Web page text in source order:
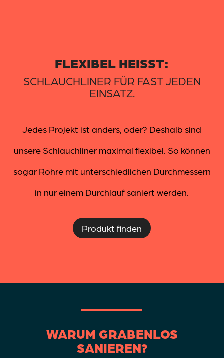
FLEXIBEL HEISST:
SCHLAUCHLINER FÜR FAST JEDEN
EINSATZ.
Jedes Projekt ist anders, oder? Deshalb sind
unsere Schlauchliner maximal flexibel. So können
sogar Rohre mit unterschiedlichen Durchmessern
in nur einem Durchlauf saniert werden.
Produkt finden
WARUM GRABENLOS
SANIEREN?